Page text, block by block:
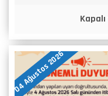
04 Ağustos 2026